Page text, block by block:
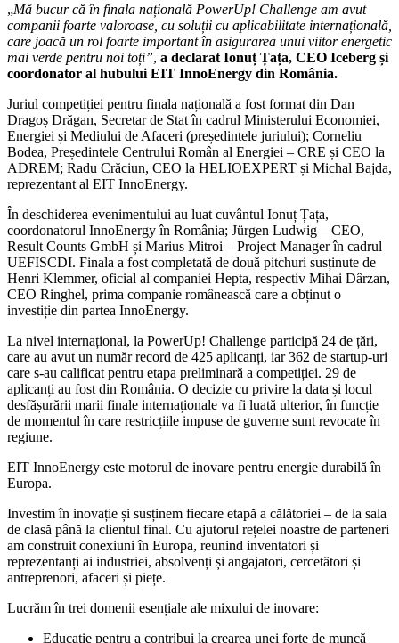
„Mă bucur că în finala națională PowerUp! Challenge am avut
companii foarte valoroase, cu soluții cu aplicabilitate internațională,
care joacă un rol foarte important în asigurarea unui viitor energetic
mai verde pentru noi toți”, a declarat Ionuț Țața, CEO Iceberg și
coordonator al hubului EIT InnoEnergy din România.
Juriul competiției pentru finala națională a fost format din Dan
Dragoș Drăgan, Secretar de Stat în cadrul Ministerului Economiei,
Energiei și Mediului de Afaceri (președintele juriului); Corneliu
Bodea, Președintele Centrului Român al Energiei – CRE și CEO la
ADREM; Radu Crăciun, CEO la HELIOEXPERT și Michal Bajda,
reprezentant al EIT InnoEnergy.
În deschiderea evenimentului au luat cuvântul Ionuț Țața,
coordonatorul InnoEnergy în România; Jürgen Ludwig – CEO,
Result Counts GmbH și Marius Mitroi – Project Manager în cadrul
UEFISCDI. Finala a fost completată de două pitchuri susținute de
Henri Klemmer, oficial al companiei Hepta, respectiv Mihai Dârzan,
CEO Ringhel, prima companie românească care a obținut o
investiție din partea InnoEnergy.
La nivel internațional, la PowerUp! Challenge participă 24 de țări,
care au avut un număr record de 425 aplicanți, iar 362 de startup-uri
care s-au calificat pentru etapa preliminară a competiției. 29 de
aplicanți au fost din România. O decizie cu privire la data și locul
desfășurării marii finale internaționale va fi luată ulterior, în funcție
de momentul în care restricțiile impuse de guverne sunt revocate în
regiune.
EIT InnoEnergy este motorul de inovare pentru energie durabilă în
Europa.
Investim în inovație și susținem fiecare etapă a călătoriei – de la sala
de clasă până la clientul final. Cu ajutorul rețelei noastre de parteneri
am construit conexiuni în Europa, reunind inventatori și
reprezentanți ai industriei, absolvenți și angajatori, cercetători și
antreprenori, afaceri și piețe.
Lucrăm în trei domenii esențiale ale mixului de inovare:
Educație pentru a contribui la crearea unei forțe de muncă